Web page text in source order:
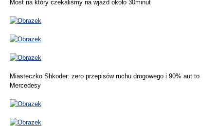
Most na który czekaliśmy na wjazd około 30minut
Miasteczko Shkoder: zero przepisów ruchu drogowego i 90% aut to
Mercedesy